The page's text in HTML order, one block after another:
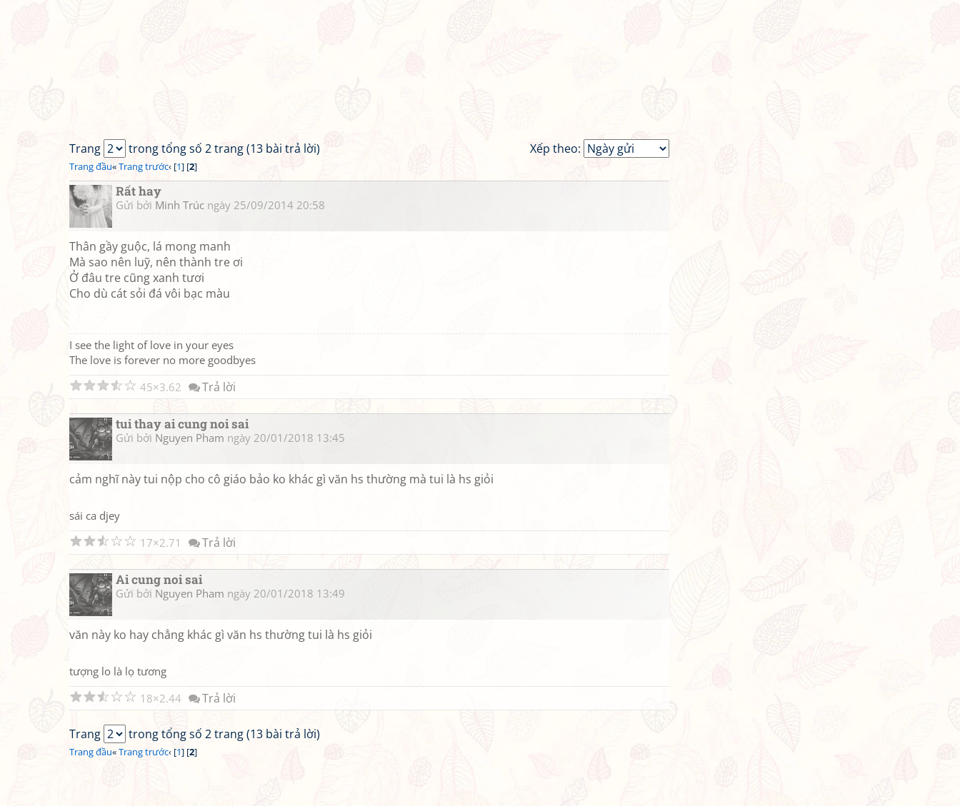
Xếp theo:
Trang trong tổng số 2 trang (13 bài trả lời)
Trang đầu«Trang trước‹ [1] [2]
Rất hay
Gửi bởi Minh Trúc ngày 25/09/2014 20:58
Thân gầy guộc, lá mong manh
Mà sao nên luỹ, nên thành tre ơi
Ở đâu tre cũng xanh tươi
Cho dù cát sỏi đá vôi bạc màu
I see the light of love in your eyes
The love is forever no more goodbyes
☆
☆
☆
☆
☆ 45 3.62 Trả lời
tui thay ai cung noi sai
Gửi bởi Nguyen Pham ngày 20/01/2018 13:45
cảm nghĩ này tui nộp cho cô giáo bảo ko khác gì văn hs thường mà tui là hs giỏi
sái ca djey
☆
☆
☆
☆
☆ 17 2.71 Trả lời
Ai cung noi sai
Gửi bởi Nguyen Pham ngày 20/01/2018 13:49
văn này ko hay chẳng khác gì văn hs thường tui là hs giỏi
tượng lo là lọ tương
☆
☆
☆
☆
☆ 18 2.44 Trả lời
Trang trong tổng số 2 trang (13 bài trả lời)
Trang đầu«Trang trước‹ [1] [2]